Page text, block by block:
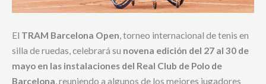
El TRAM Barcelona Open, torneo internacional de tenis en
silla de ruedas, celebrará su novena edición del 27 al 30 de
mayo en las instalaciones del Real Club de Polo de
Barcelona, reuniendo a algunos de los mejores jugadores